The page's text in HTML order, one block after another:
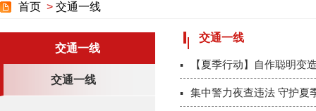
首页 > 交通一线
交通一线
交通一线
交通一线
【夏季行动】自作聪明变
集中警力夜查违法 守护夏